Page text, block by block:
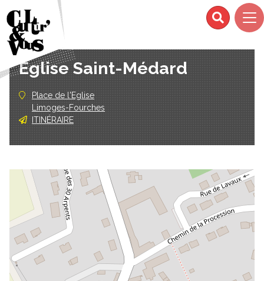
Eglise Saint-Médard
Place de l'Eglise
Limoges-Fourches
ITINÉRAIRE